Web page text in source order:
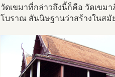
วัดเขมาที่กล่าวถึงนี้ก็คือ วัดเขม
โบราณ สันนิษฐานว่าสร้างในสมั